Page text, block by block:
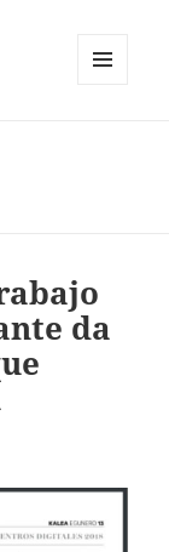
da